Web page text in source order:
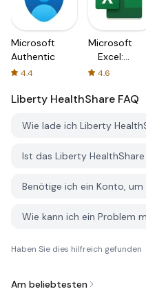
Microsoft
Authenticator
4.4
Microsoft
Excel:
Spreadsheets
4.6
Liberty HealthShare FAQ
Haben Sie dies hilfreich gefunden
Am beliebtesten